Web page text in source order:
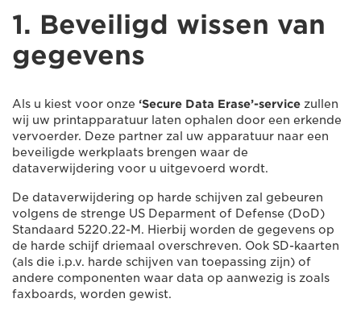
1. Beveiligd wissen van
gegevens
Als u kiest voor onze ‘Secure Data Erase’-service zullen
wij uw printapparatuur laten ophalen door een erkende
vervoerder. Deze partner zal uw apparatuur naar een
beveiligde werkplaats brengen waar de
dataverwijdering voor u uitgevoerd wordt.
De dataverwijdering op harde schijven zal gebeuren
volgens de strenge US Deparment of Defense (DoD)
Standaard 5220.22-M. Hierbij worden de gegevens op
de harde schijf driemaal overschreven. Ook SD-kaarten
(als die i.p.v. harde schijven van toepassing zijn) of
andere componenten waar data op aanwezig is zoals
faxboards, worden gewist.